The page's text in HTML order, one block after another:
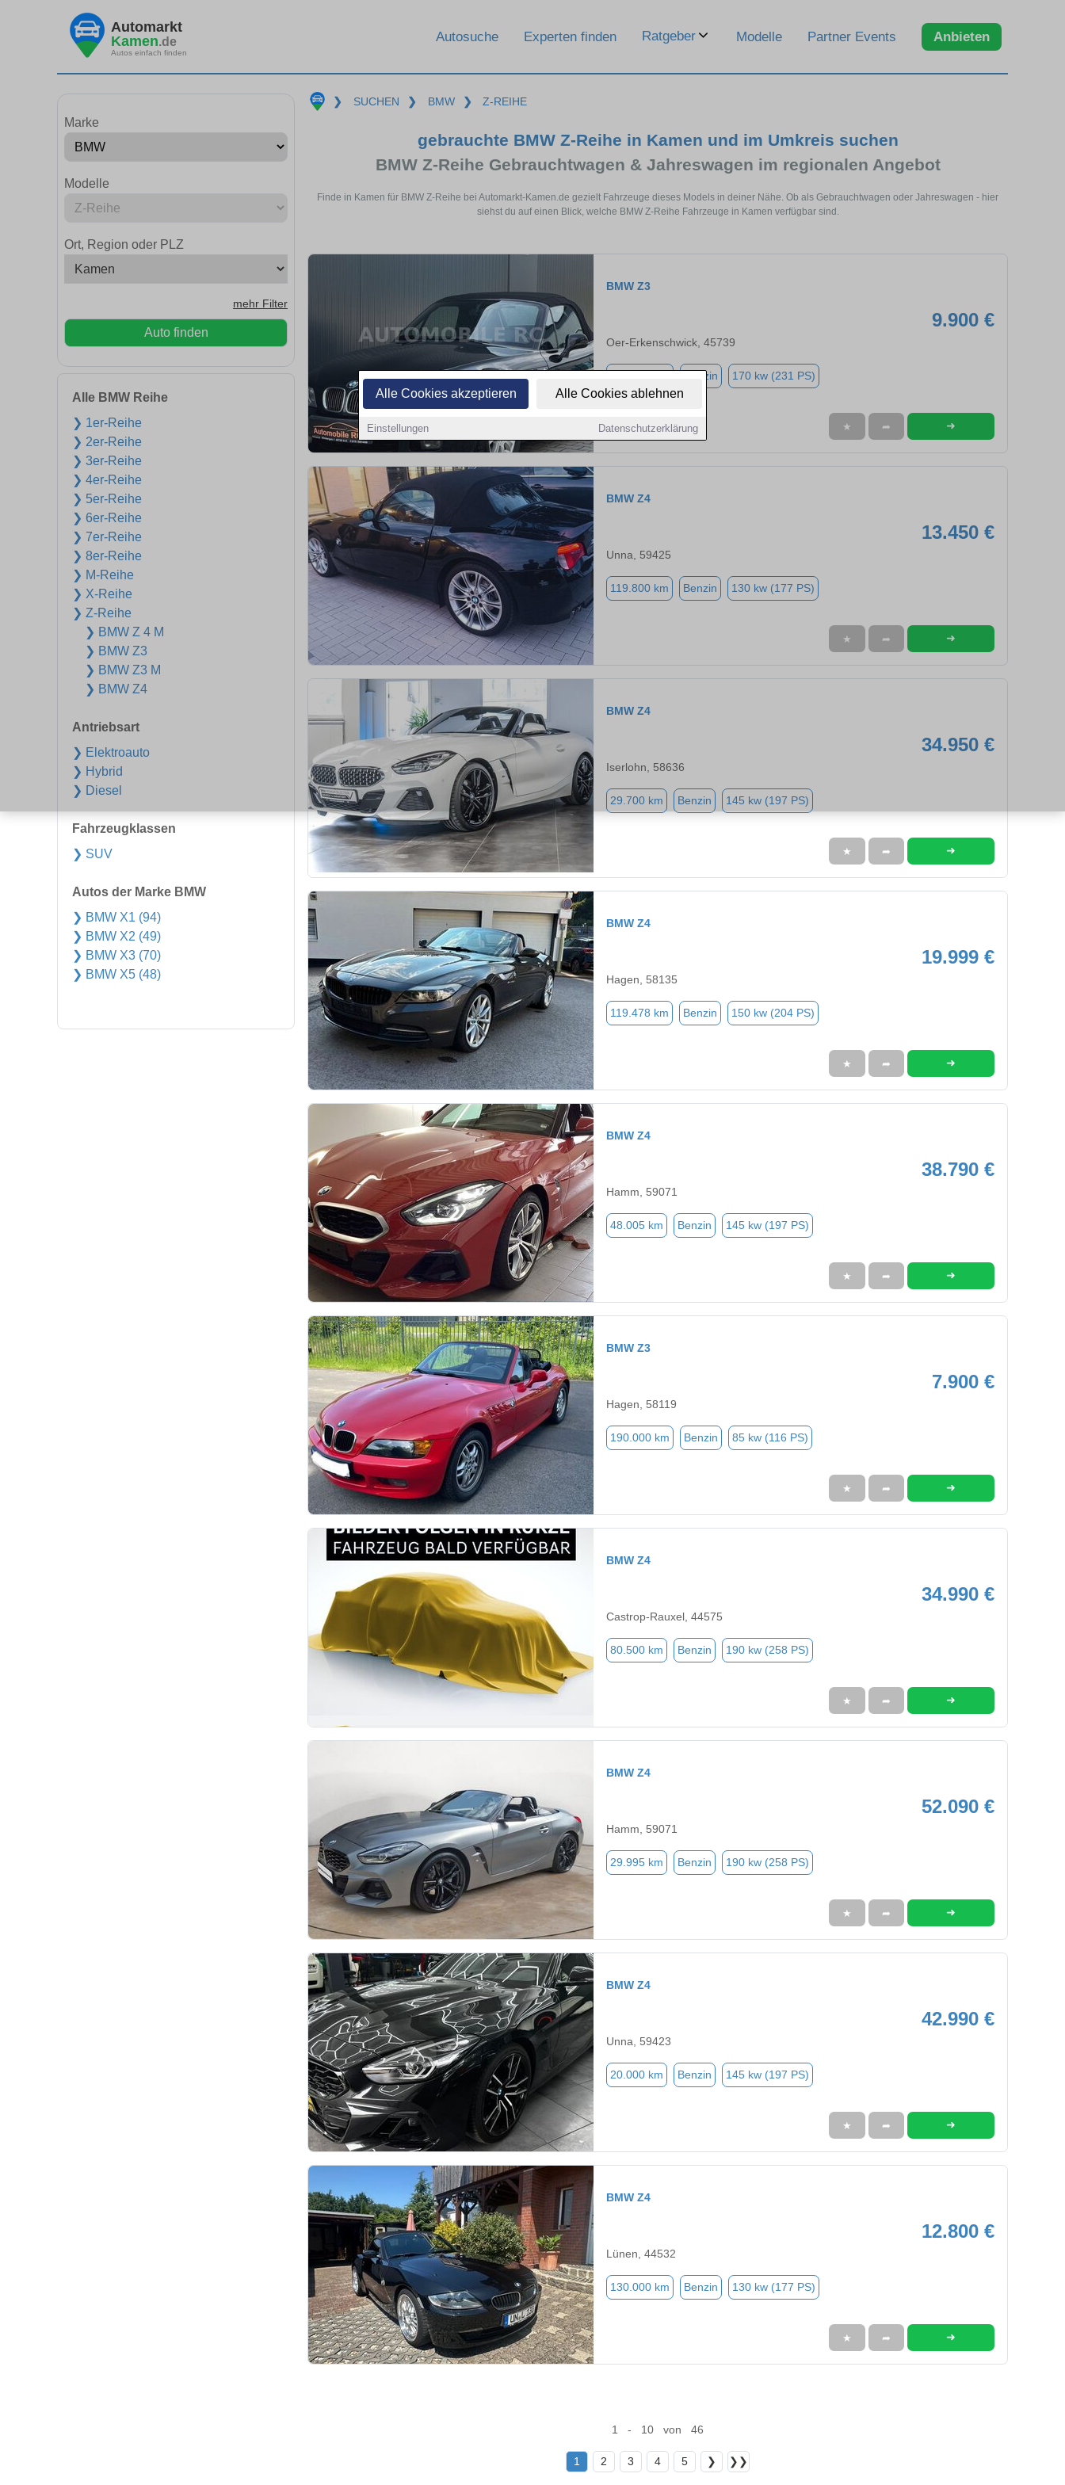
Alle Cookies akzeptieren Alle Cookies ablehnen
Einstellungen Datenschutzerklärung
Automarkt
Kamen.de
Autos einfach finden
Autosuche Experten finden Ratgeber Modelle Partner Events Anbieten
Marke
Modelle
Ort, Region oder PLZ
mehr Filter
Auto finden
Alle BMW Reihe
❯ 1er-Reihe
❯ 2er-Reihe
❯ 3er-Reihe
❯ 4er-Reihe
❯ 5er-Reihe
❯ 6er-Reihe
❯ 7er-Reihe
❯ 8er-Reihe
❯ M-Reihe
❯ X-Reihe
❯ Z-Reihe
❯ BMW Z 4 M
❯ BMW Z3
❯ BMW Z3 M
❯ BMW Z4
Antriebsart
❯ Elektroauto
❯ Hybrid
❯ Diesel
Fahrzeugklassen
❯ SUV
Autos der Marke BMW
❯ BMW X1 (94)
❯ BMW X2 (49)
❯ BMW X3 (70)
❯ BMW X5 (48)
❯ SUCHEN ❯ BMW ❯ Z-REIHE
gebrauchte BMW Z-Reihe in Kamen und im Umkreis suchen
BMW Z-Reihe Gebrauchtwagen & Jahreswagen im regionalen Angebot
Finde in Kamen für BMW Z-Reihe bei Automarkt-Kamen.de gezielt Fahrzeuge dieses Models in deiner Nähe. Ob als Gebrauchtwagen oder Jahreswagen - hier
siehst du auf einen Blick, welche BMW Z-Reihe Fahrzeuge in Kamen verfügbar sind.
BMW Z3
9.900 €
Oer-Erkenschwick, 45739
Benzin 170 kw (231 PS)
★ ➦ ➜
BMW Z4
13.450 €
Unna, 59425
119.800 km Benzin 130 kw (177 PS)
★ ➦ ➜
BMW Z4
34.950 €
Iserlohn, 58636
29.700 km Benzin 145 kw (197 PS)
★ ➦ ➜
BMW Z4
19.999 €
Hagen, 58135
119.478 km Benzin 150 kw (204 PS)
★ ➦ ➜
BMW Z4
38.790 €
Hamm, 59071
48.005 km Benzin 145 kw (197 PS)
★ ➦ ➜
BMW Z3
7.900 €
Hagen, 58119
190.000 km Benzin 85 kw (116 PS)
★ ➦ ➜
BMW Z4
34.990 €
Castrop-Rauxel, 44575
80.500 km Benzin 190 kw (258 PS)
★ ➦ ➜
BMW Z4
52.090 €
Hamm, 59071
29.995 km Benzin 190 kw (258 PS)
★ ➦ ➜
BMW Z4
42.990 €
Unna, 59423
20.000 km Benzin 145 kw (197 PS)
★ ➦ ➜
BMW Z4
12.800 €
Lünen, 44532
130.000 km Benzin 130 kw (177 PS)
★ ➦ ➜
1 - 10 von 46
1 2 3 4 5 ❯ ❯❯